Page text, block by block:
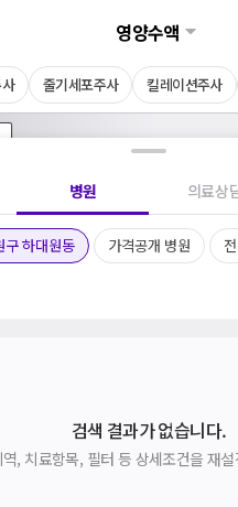
영양수액
줄기세포주사 킬레이션주사
병원 의료상
구 하대원동 가격공개 병원
검색 결과가 없습니다.
역, 치료항목, 필터 등 상세조건을 재